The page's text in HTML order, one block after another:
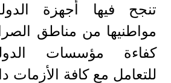
تنجح فيها أجهزة
مواطنيها من مناطق
كفاءة مؤسسات
للتعامل مع كافة الأزمات